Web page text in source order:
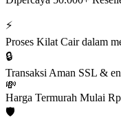
⚡
Proses Kilat Cair dalam
🔒
Transaksi Aman SSL &
💸
Harga Termurah Mulai
🛡️